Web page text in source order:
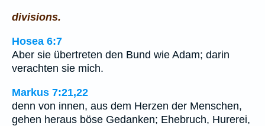
divisions.
Hosea 6:7
Aber sie übertreten den Bund wie Adam; darin
verachten sie mich.
Markus 7:21,22
denn von innen, aus dem Herzen der Menschen,
gehen heraus böse Gedanken; Ehebruch, Hurerei,